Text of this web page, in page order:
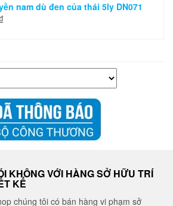
nam dù đen của thái 5ly DN071
₫
KHÔNG VỚI HÀNG SỞ HỮU TRÍ
KẾ
chúng tôi có bán hàng vi phạm sở